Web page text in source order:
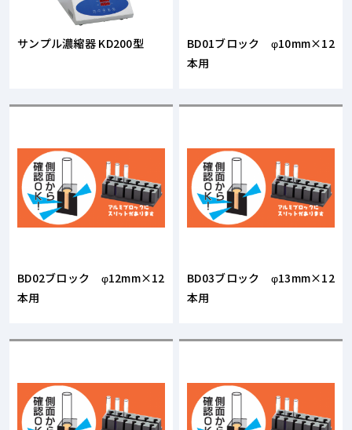
サンプル濃縮器 KD200型
BD01ブロック φ10mm×12
本用
BD02ブロック φ12mm×12
本用
BD03ブロック φ13mm×12
本用